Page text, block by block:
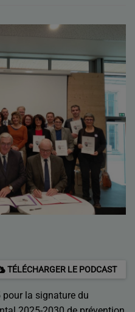
TÉLÉCHARGER LE PODCAST
pour la signature du